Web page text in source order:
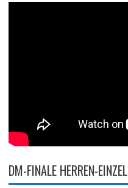
DM-FINALE HERREN-EINZEL